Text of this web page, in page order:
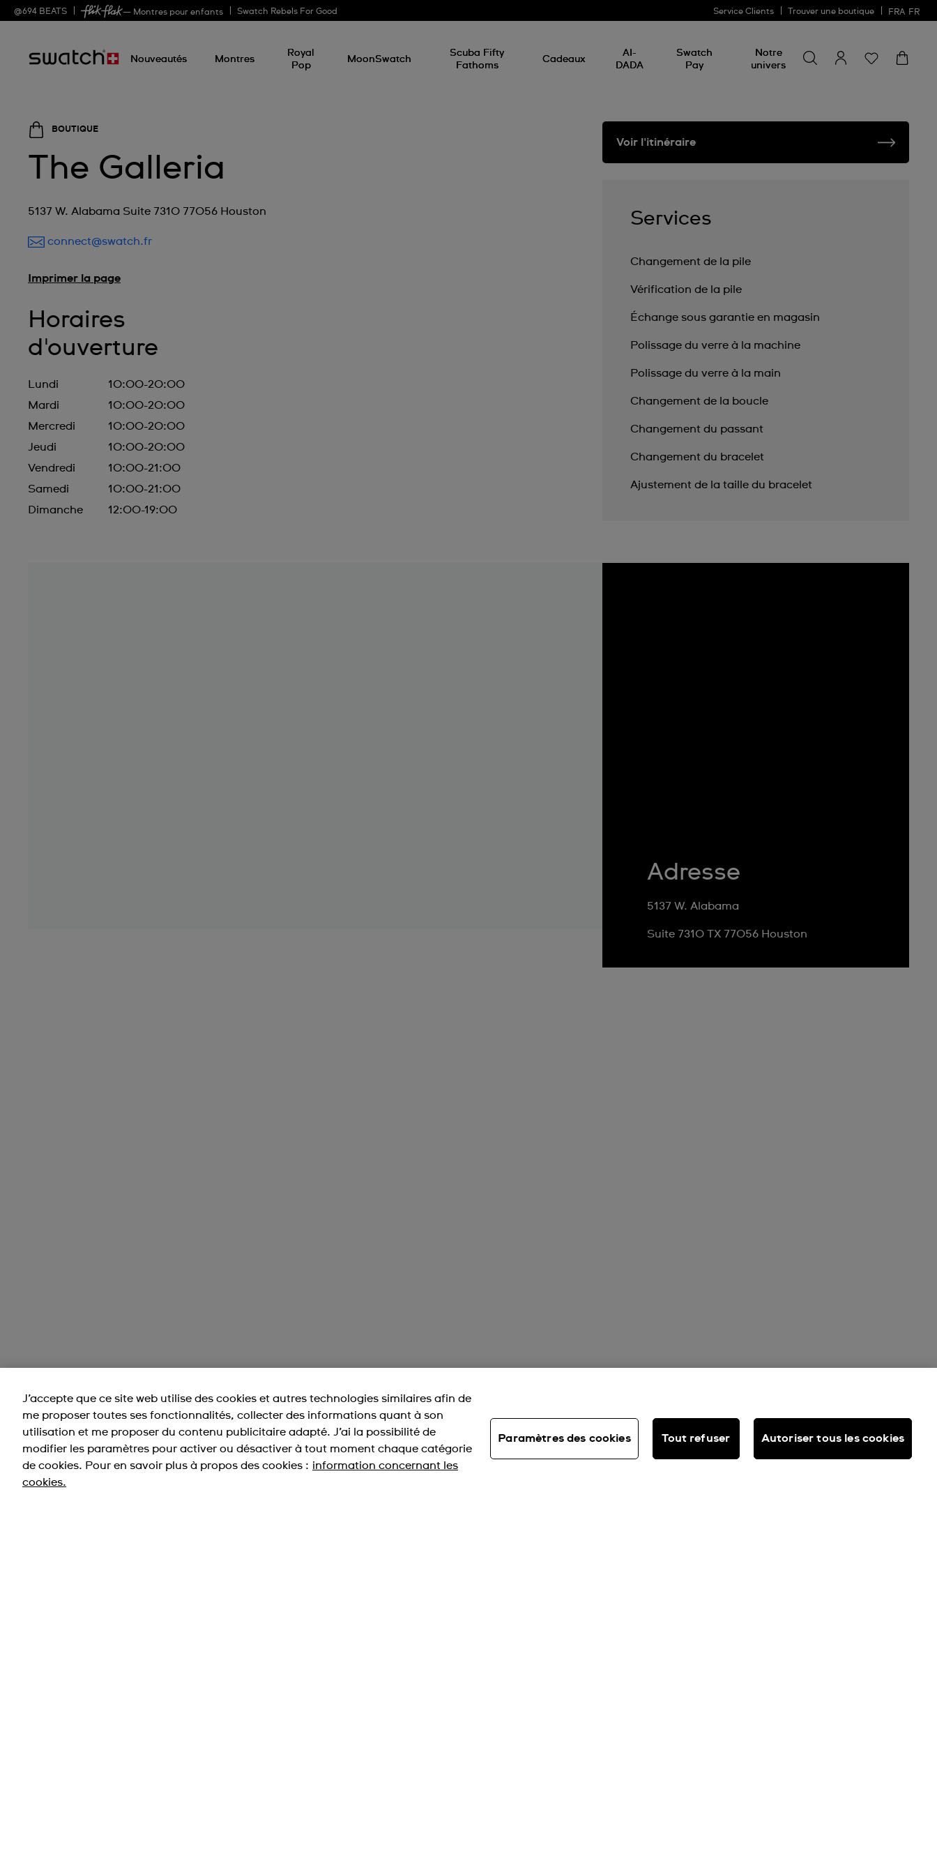
@694 BEATS — Montres pour enfants Swatch Rebels For Good Service Clients Trouver une boutique FRA FR
Nouveautés Montres
Royal
Pop
MoonSwatch
Scuba Fifty
Fathoms
Cadeaux
AI-
DADA
Swatch
Pay
Notre
univers
un
produit
BOUTIQUE
The Galleria
5137 W. Alabama Suite 7310 77056 Houston
connect@swatch.fr
Imprimer la page
Horaires
d'ouverture
Lundi
10:00-20:00
Mardi
10:00-20:00
Mercredi
10:00-20:00
Jeudi
10:00-20:00
Vendredi
10:00-21:00
Samedi
10:00-21:00
Dimanche
12:00-19:00
Voir l'itinéraire
Services
Changement de la pile
Vérification de la pile
Échange sous garantie en magasin
Polissage du verre à la machine
Polissage du verre à la main
Changement de la boucle
Changement du passant
Changement du bracelet
Ajustement de la taille du bracelet
Adresse
5137 W. Alabama
Suite 7310 TX 77056 Houston
J’accepte que ce site web utilise des cookies et autres technologies similaires afin de
me proposer toutes ses fonctionnalités, collecter des informations quant à son
utilisation et me proposer du contenu publicitaire adapté. J’ai la possibilité de
modifier les paramètres pour activer ou désactiver à tout moment chaque catégorie
de cookies. Pour en savoir plus à propos des cookies : information concernant les
cookies.
Paramètres des cookies Tout refuser Autoriser tous les cookies